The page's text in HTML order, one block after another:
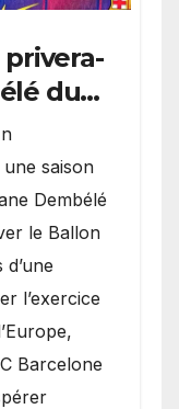
privera-
du
saison
Dembélé
le Ballon
l’exercice
Barcelone